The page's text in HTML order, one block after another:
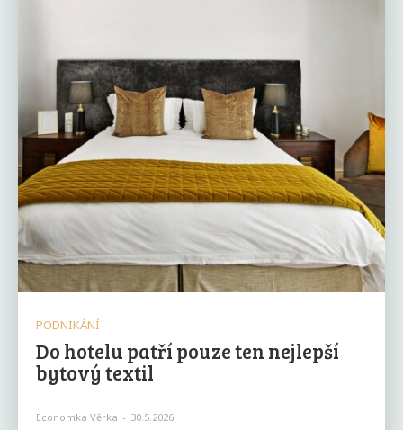
PODNIKÁNÍ
Do hotelu patří pouze ten nejlepší
bytový textil
Economka Věrka - 30.5.2026